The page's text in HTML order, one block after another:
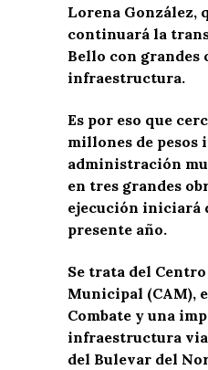
Lorena González,
continuará la
Bello con grandes
infraestructura.
Es por eso que c
millones de pesos
administración
en tres grandes
ejecución iniciará
presente año.
Se trata del
Municipal (CAM),
Combate y una
infraestructura
del Bulevar del